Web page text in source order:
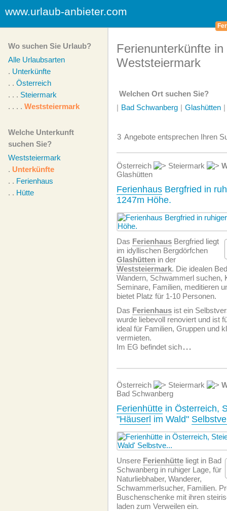
www.urlaub-anbieter.com
Wo suchen Sie Urlaub?
Alle Urlaubsarten
. Unterkünfte
. . Österreich
. . . Steiermark
. . . . Weststeiermark
Welche Unterkunft
suchen Sie?
Weststeiermark
. Unterkünfte
. . Ferienhaus
. . Hütte
Ferienunterkünfte in
Weststeiermark
Welchen Ort suchen Sie?
| Bad Schwanberg | Glashütten |
3 Angebote entsprechen Ihren
Österreich Steiermark
Glashütten
Ferienhaus Bergfried in
1247m Höhe.
Das Ferienhaus Bergfried liegt
im idyllischen Bergdörfchen
Glashütten in der
Weststeiermark. Die idealen
Wandern, Schwammerl suchen,
Seminare, Familien, meditieren
bietet Platz für 1-10 Personen.
Das Ferienhaus ist ein
wurde liebevoll renoviert und ist
ideal für Familien, Gruppen und
vermieten.
Im EG befindet sich...
Österreich Steiermark
Bad Schwanberg
Ferienhütte in Österreich,
"Häuserl im Wald"
Unsere Ferienhütte liegt in Bad
Schwanberg in ruhiger Lage, für
Naturliebhaber, Wanderer,
Schwammerlsucher, Familien.
Buschenschenke mit ihren
laden zum Verweilen ein.